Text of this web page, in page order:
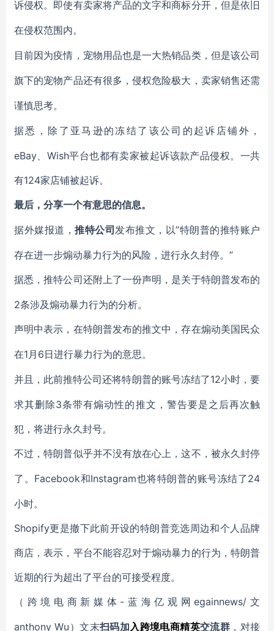
诉侵权。即使有卖家将产品的文字和商标分开，但是依旧
在侵权范围内。
目前因为疫情，宠物用品也是一大热销品类，但是该公司
旗下的宠物产品还有很多，侵权危险极大，卖家销售还需
谨慎思考。
据悉，除了亚马逊的冻结了该公司的起诉店铺外，
eBay、Wish平台也都有卖家被起诉该款产品侵权。一共
有124家店铺被起诉。
最后，分享一个有意思的信息。
据外媒报道， 推特公司 发布推文，以”特朗普的推特账户
存在进一步煽动暴力行为的风险，进行永久封停。”
据悉，推特公司还附上了一份声明，是关于特朗普发布的
2条涉及煽动暴力行为的分析。
声明中表示，在特朗普发布的推文中，存在煽动美国民众
在1月6日进行暴力行为的意思。
并且，此前推特公司还将特朗普的账号冻结了12小时，要
求其删除3条带有煽动性的推文，警告要是之后再次触
犯，将进行永久封号。
不过，特朗普似乎并不没有放在心上，这不，被永久封停
了。 Facebook和Instagram也将特朗普的账号冻结了24
小时。
Shopify更是撤下此前开设的特朗普竞选周边和个人品牌
商店，表示，平台不能容忍对于煽动暴力的行为，特朗普
近期的行为超出了平台的可接受程度。
（跨境电商新媒体 -蓝海亿观网egainnews/文
anthony Wu ）文末扫码加 入 跨境电商精英交流群 ，对接